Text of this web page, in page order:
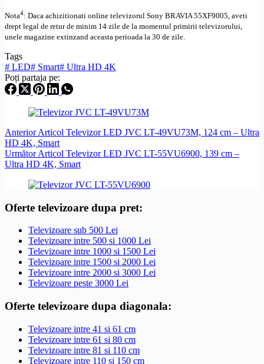
Nota4: Daca achizitionati online televizorul Sony BRAVIA 55XF9005, aveti
drept legal de retur de minim 14 zile de la momentul primirii televizorului,
unele magazine extinzand aceasta perioada la 30 de zile.
Tags
# LED# Smart# Ultra HD 4K
Poți partaja pe:
AnteriorArticol Televizor LED JVC LT-49VU73M, 124 cm – Ultra
HD 4K, Smart
UrmătorArticol Televizor LED JVC LT-55VU6900, 139 cm –
Ultra HD 4K, Smart
Oferte televizoare dupa pret:
Televizoare sub 500 Lei
Televizoare intre 500 si 1000 Lei
Televizoare intre 1000 si 1500 Lei
Televizoare intre 1500 si 2000 Lei
Televizoare intre 2000 si 3000 Lei
Televizoare peste 3000 Lei
Oferte televizoare dupa diagonala:
Televizoare intre 41 si 61 cm
Televizoare intre 61 si 80 cm
Televizoare intre 81 si 110 cm
Televizoare intre 110 si 150 cm